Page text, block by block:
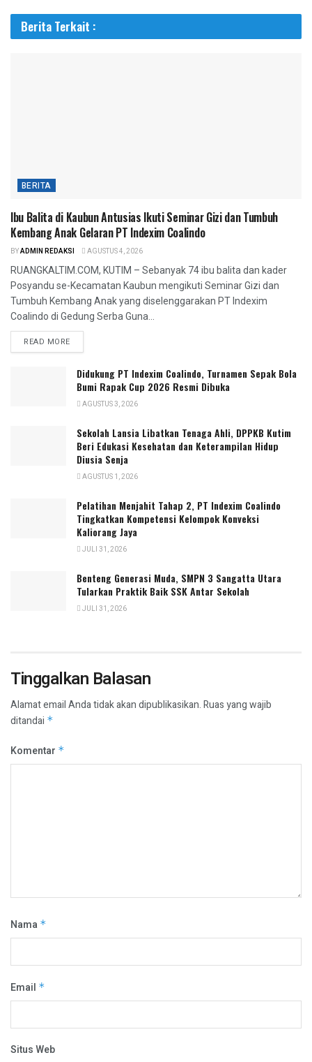
Berita Terkait :
BERITA
Ibu Balita di Kaubun Antusias Ikuti Seminar Gizi dan Tumbuh
Kembang Anak Gelaran PT Indexim Coalindo
BYADMIN REDAKSI AGUSTUS 4, 2026
RUANGKALTIM.COM, KUTIM – Sebanyak 74 ibu balita dan kader
Posyandu se-Kecamatan Kaubun mengikuti Seminar Gizi dan
Tumbuh Kembang Anak yang diselenggarakan PT Indexim
Coalindo di Gedung Serba Guna...
READ MORE
Didukung PT Indexim Coalindo, Turnamen Sepak Bola
Bumi Rapak Cup 2026 Resmi Dibuka
AGUSTUS 3, 2026
Sekolah Lansia Libatkan Tenaga Ahli, DPPKB Kutim
Beri Edukasi Kesehatan dan Keterampilan Hidup
Diusia Senja
AGUSTUS 1, 2026
Pelatihan Menjahit Tahap 2, PT Indexim Coalindo
Tingkatkan Kompetensi Kelompok Konveksi
Kaliorang Jaya
JULI 31, 2026
Benteng Generasi Muda, SMPN 3 Sangatta Utara
Tularkan Praktik Baik SSK Antar Sekolah
JULI 31, 2026
Tinggalkan Balasan
Alamat email Anda tidak akan dipublikasikan.Ruas yang wajib
ditandai *
Komentar *
Nama *
Email *
Situs Web